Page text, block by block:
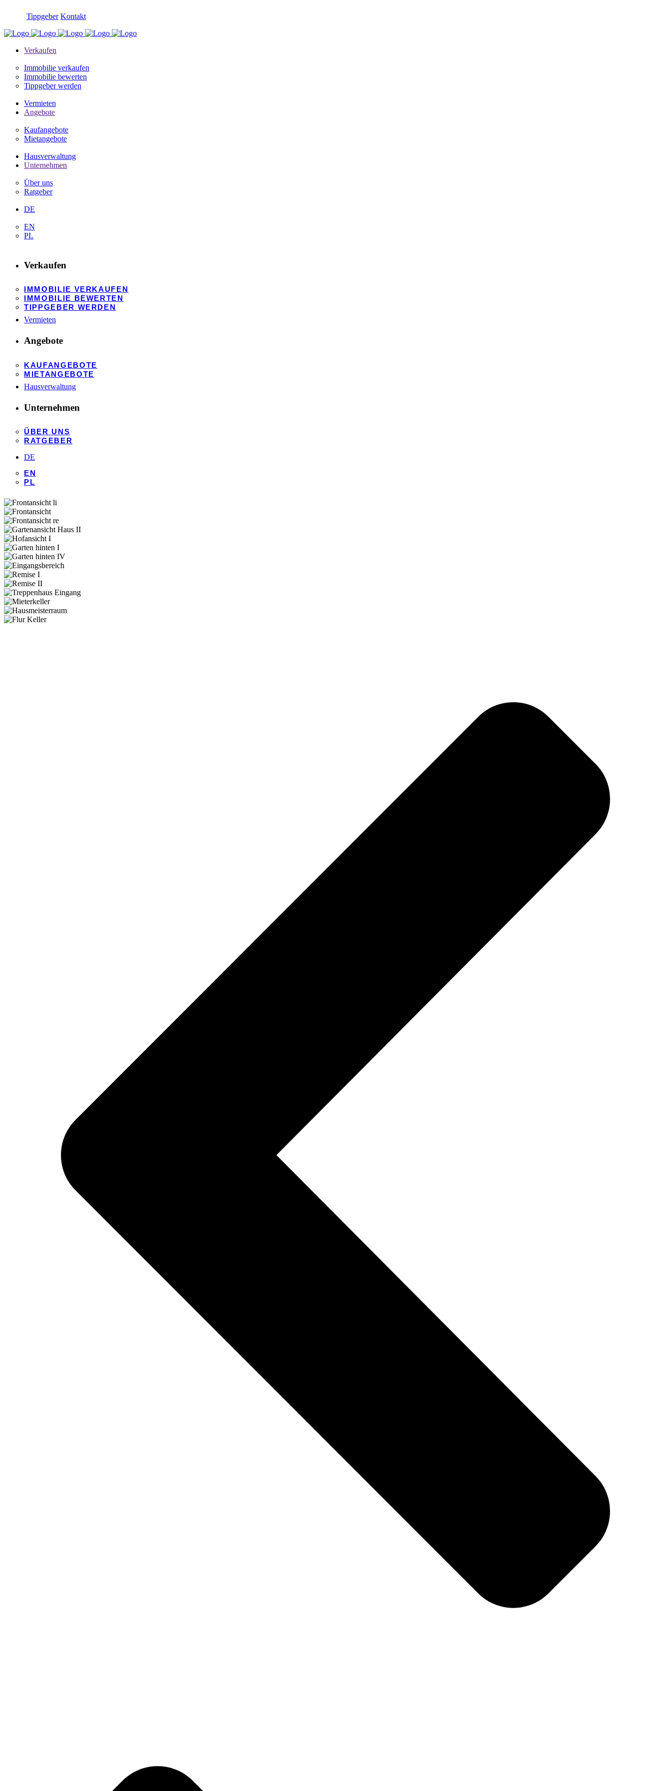
Tippgeber Kontakt
Verkaufen
Immobilie verkaufen
Immobilie bewerten
Tippgeber werden
Vermieten
Angebote
Kaufangebote
Mietangebote
Hausverwaltung
Unternehmen
Über uns
Ratgeber
DE
EN
PL
Verkaufen
IMMOBILIE VERKAUFEN
IMMOBILIE BEWERTEN
TIPPGEBER WERDEN
Vermieten
Angebote
KAUFANGEBOTE
MIETANGEBOTE
Hausverwaltung
Unternehmen
ÜBER UNS
RATGEBER
DE
EN
PL